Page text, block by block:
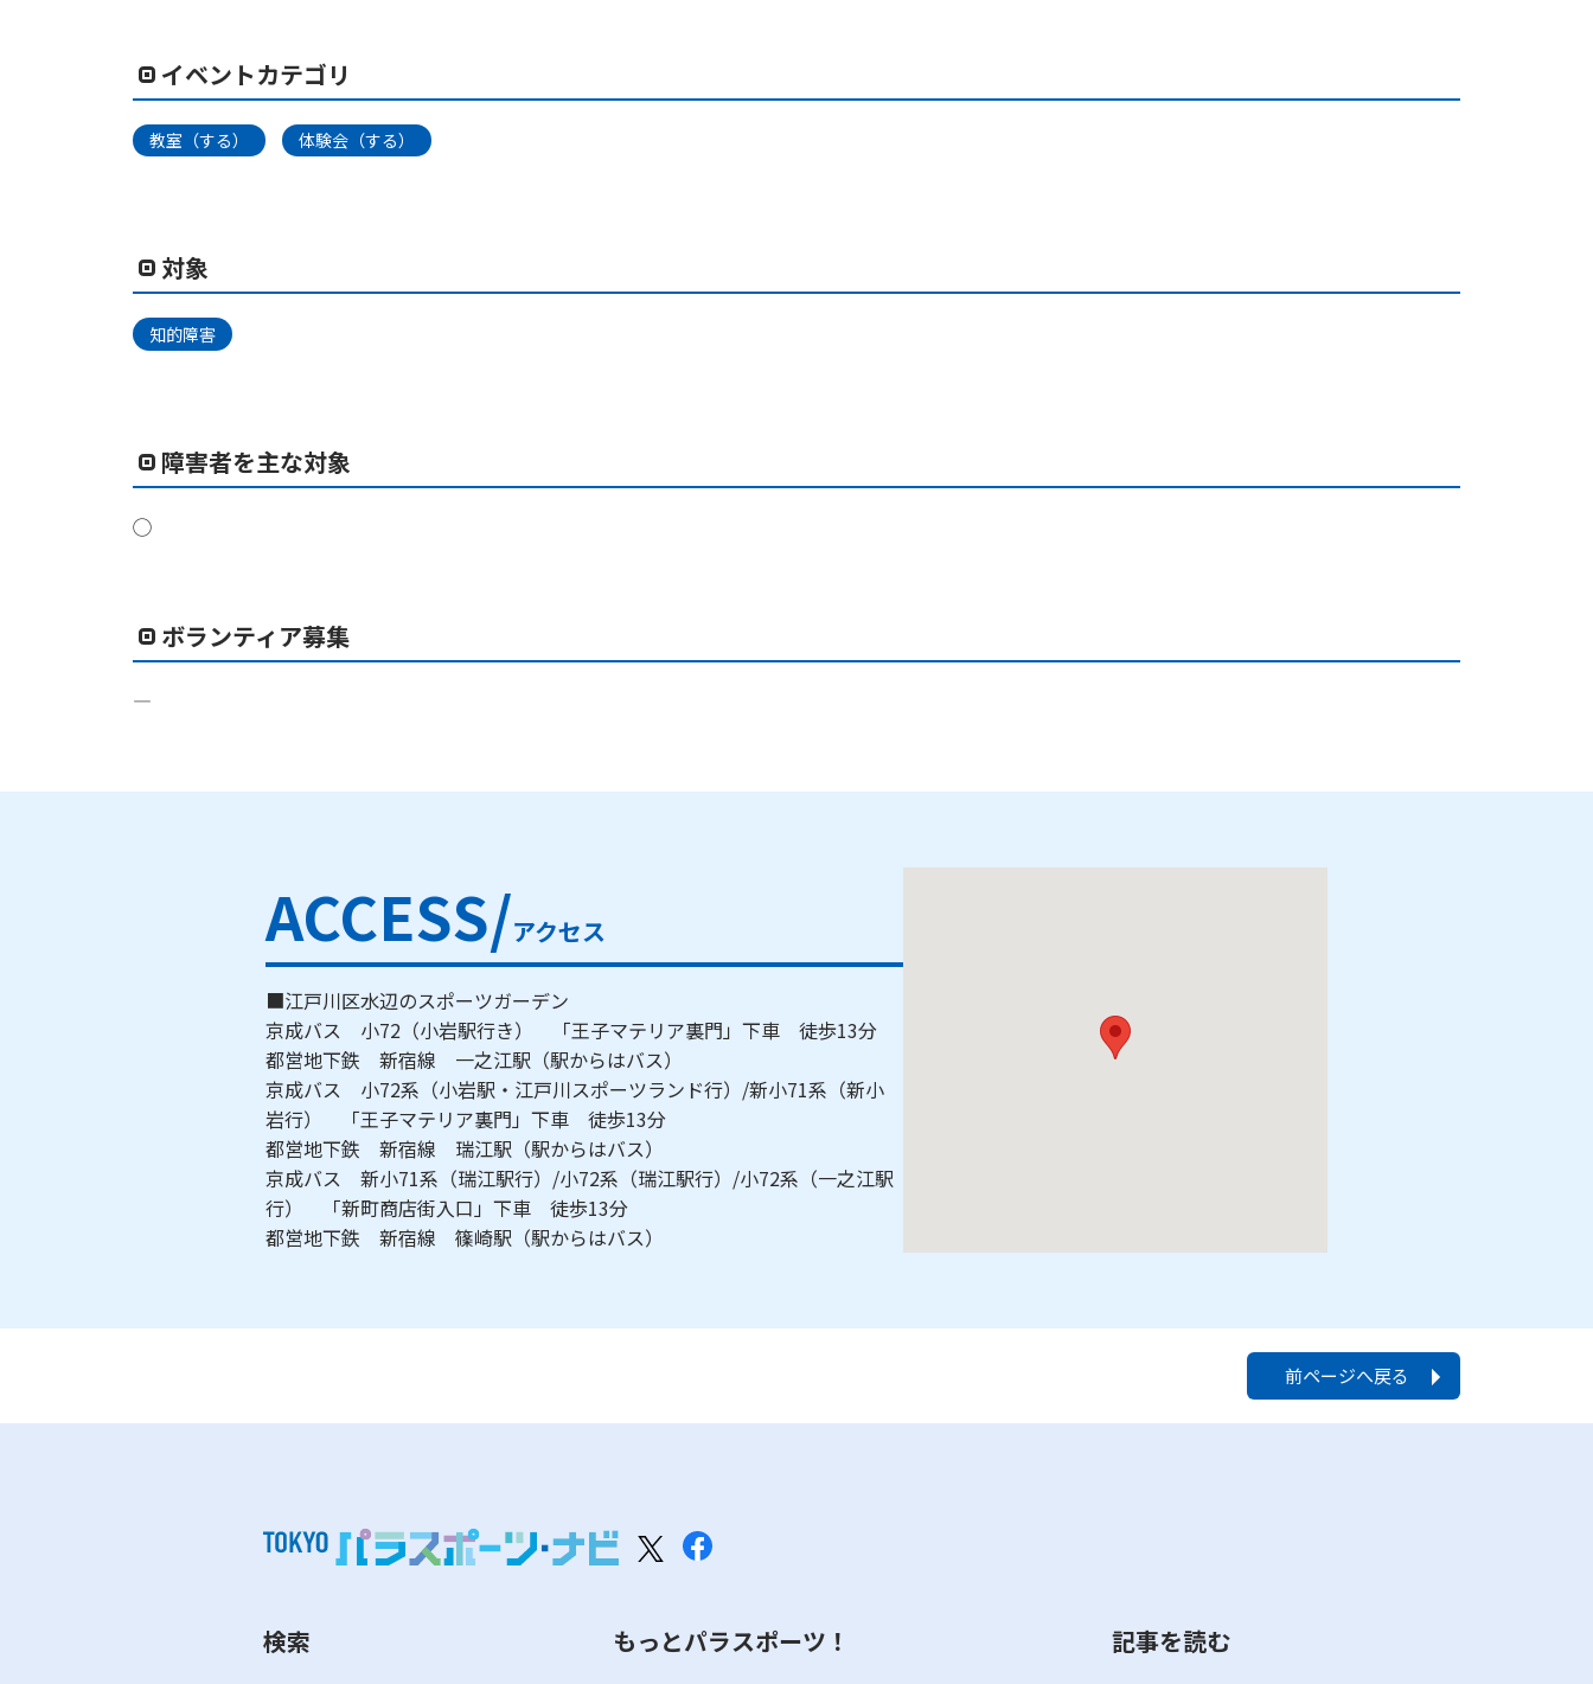
イベントカテゴリ
教室（する） 体験会（する）
対象
知的障害
障害者を主な対象
◯
ボランティア募集
―
ACCESS/アクセス
■江戸川区水辺のスポーツガーデン
京成バス 小72（小岩駅行き） 「王子マテリア裏門」下車 徒歩13分
都営地下鉄 新宿線 一之江駅（駅からはバス）
京成バス 小72系（小岩駅・江戸川スポーツランド行）/新小71系（新小
岩行） 「王子マテリア裏門」下車 徒歩13分
都営地下鉄 新宿線 瑞江駅（駅からはバス）
京成バス 新小71系（瑞江駅行）/小72系（瑞江駅行）/小72系（一之江駅
行） 「新町商店街入口」下車 徒歩13分
都営地下鉄 新宿線 篠崎駅（駅からはバス）
前ページへ戻る
検索 もっとパラスポーツ！ 記事を読む